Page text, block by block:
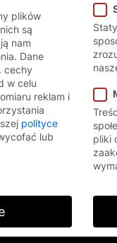
plików
są
nam
Dane
cechy
w celu
reklam i
polityce
lub
pliki